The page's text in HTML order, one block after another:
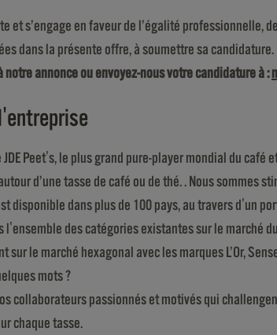
et s’engage en faveur de l’égalité
dans la présente offre, à soumettre sa candidature.
notre annonce ou envoyez-nous votre candidature à :
Peet's, le plus grand pure-player mondial du
d’une tasse de café ou de thé. . Nous sommes
disponible dans plus de 100 pays, au travers d'un
l'ensemble des catégories existantes sur le marché
sur le marché hexagonal avec les marques L’Or,
mots ?
collaborateurs passionnés et motivés qui
chaque tasse.